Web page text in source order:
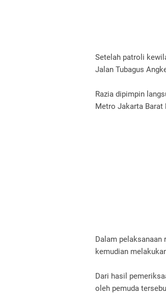
Setelah patroli
Jalan Tubagus
Razia dipimpin
Metro Jakarta Barat
Dalam pelaksanaan
kemudian
Dari hasil
oleh pemuda